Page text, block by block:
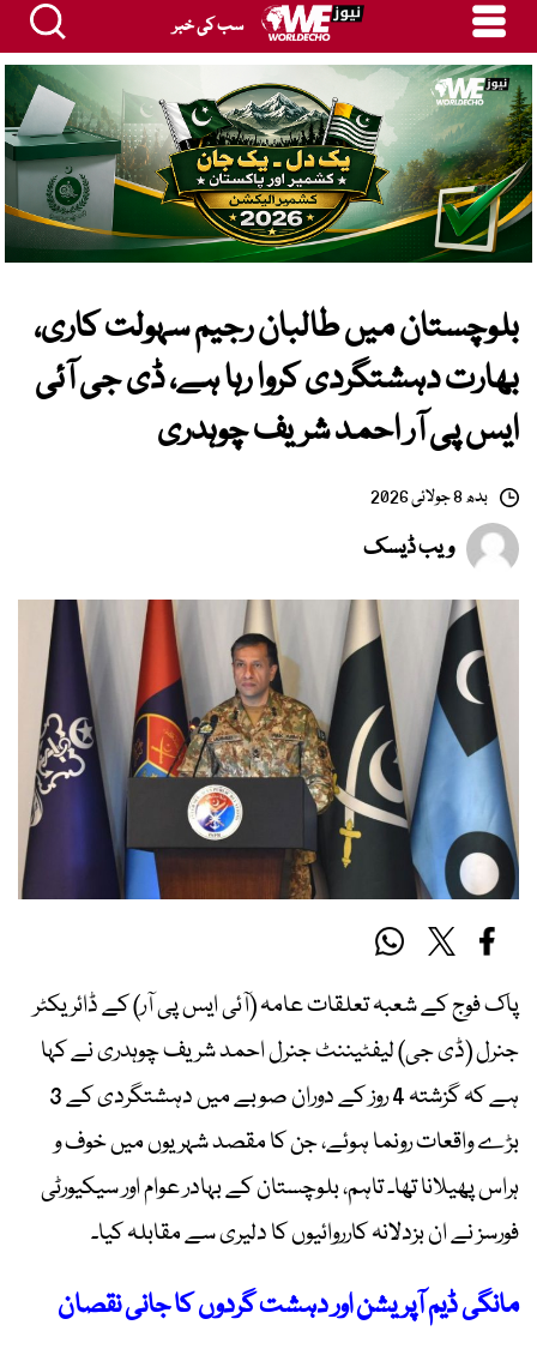
سب کی خبر
بلوچستان میں طالبان رجیم سہولت کاری،
بھارت دہشتگردی کروا رہا ہے، ڈی جی آئی
ایس پی آر احمد شریف چوہدری
بدھ 8 جولائی 2026
ویب ڈیسک
پاک فوج کے شعبہ تعلقات عامہ (آئی ایس پی آر) کے ڈائریکٹر
جنرل (ڈی جی) لیفٹیننٹ جنرل احمد شریف چوہدری نے کہا
ہے کہ گزشتہ 4 روز کے دوران صوبے میں دہشتگردی کے 3
بڑے واقعات رونما ہوئے، جن کا مقصد شہریوں میں خوف و
ہراس پھیلانا تھا۔ تاہم، بلوچستان کے بہادر عوام اور سیکیورٹی
فورسز نے ان بزدلانہ کارروائیوں کا دلیری سے مقابلہ کیا۔
مانگی ڈیم آپریشن اور دہشت گردوں کا جانی نقصان